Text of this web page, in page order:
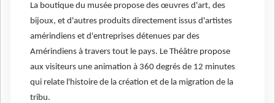
La boutique du musée propose des œuvres d'art, des
bijoux, et d'autres produits directement issus d'artistes
amérindiens et d'entreprises détenues par des
Amérindiens à travers tout le pays. Le Théâtre propose
aux visiteurs une animation à 360 degrés de 12 minutes
qui relate l'histoire de la création et de la migration de la
tribu.